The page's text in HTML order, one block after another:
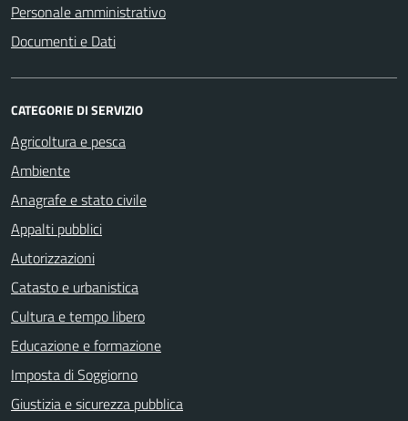
Personale amministrativo
Documenti e Dati
CATEGORIE DI SERVIZIO
Agricoltura e pesca
Ambiente
Anagrafe e stato civile
Appalti pubblici
Autorizzazioni
Catasto e urbanistica
Cultura e tempo libero
Educazione e formazione
Imposta di Soggiorno
Giustizia e sicurezza pubblica